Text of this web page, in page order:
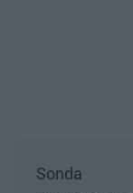
Sonda